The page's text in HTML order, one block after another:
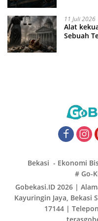
11 Juli 2026
Alat
Sebuah
Bekasi Ekonomi
# Go-
Gobekasi.ID 2026 |
Kayuringin Jaya, Bekasi
17144 |